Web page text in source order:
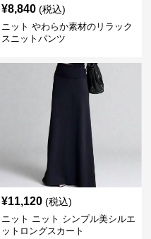
¥8,840 (税込)
ニット やわらか素材のリラック
スニットパンツ
¥11,120 (税込)
ニット ニット シンプル美シルエ
ットロングスカート